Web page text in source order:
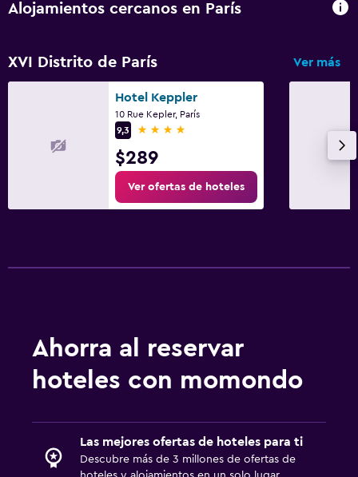
Alojamientos cercanos en París
XVI Distrito de París Ver más
Hotel Keppler
10 Rue Kepler, París
9,3
4 estrellas
$289
Ver ofertas de hoteles
Ahorra al reservar
hoteles con momondo
Las mejores ofertas de hoteles para ti
Descubre más de 3 millones de ofertas de